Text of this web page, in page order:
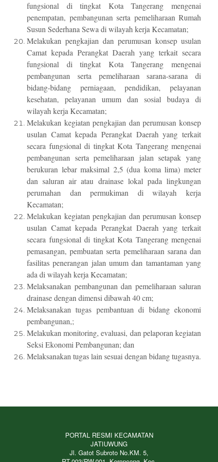
fungsional di tingkat Kota Tangerang mengenai
penempatan, pembangunan serta pemeliharaan Rumah
Susun Sederhana Sewa di wilayah kerja Kecamatan;
Melakukan pengkajian dan perumusan konsep usulan
Camat kepada Perangkat Daerah yang terkait secara
fungsional di tingkat Kota Tangerang mengenai
pembangunan serta pemeliharaan sarana-sarana di
bidang-bidang perniagaan, pendidikan, pelayanan
kesehatan, pelayanan umum dan sosial budaya di
wilayah kerja Kecamatan;
Melakukan kegiatan pengkajian dan perumusan konsep
usulan Camat kepada Perangkat Daerah yang terkait
secara fungsional di tingkat Kota Tangerang mengenai
pembangunan serta pemeliharaan jalan setapak yang
berukuran lebar maksimal 2,5 (dua koma lima) meter
dan saluran air atau drainase lokal pada lingkungan
perumahan dan permukiman di wilayah kerja
Kecamatan;
Melakukan kegiatan pengkajian dan perumusan konsep
usulan Camat kepada Perangkat Daerah yang terkait
secara fungsional di tingkat Kota Tangerang mengenai
pemasangan, pembuatan serta pemeliharaan sarana dan
fasilitas penerangan jalan umum dan tamantaman yang
ada di wilayah kerja Kecamatan;
Melaksanakan pembangunan dan pemeliharaan saluran
drainase dengan dimensi dibawah 40 cm;
Melaksanakan tugas pembantuan di bidang ekonomi
pembangunan,;
Melakukan monitoring, evaluasi, dan pelaporan kegiatan
Seksi Ekonomi Pembangunan; dan
Melaksanakan tugas lain sesuai dengan bidang tugasnya.
PORTAL RESMI KECAMATAN
JATIUWUNG
Jl. Gatot Subroto No.KM. 5,